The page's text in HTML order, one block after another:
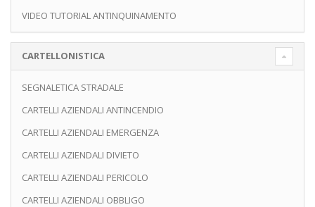
VIDEO TUTORIAL ANTINQUINAMENTO
CARTELLONISTICA
SEGNALETICA STRADALE
CARTELLI AZIENDALI ANTINCENDIO
CARTELLI AZIENDALI EMERGENZA
CARTELLI AZIENDALI DIVIETO
CARTELLI AZIENDALI PERICOLO
CARTELLI AZIENDALI OBBLIGO